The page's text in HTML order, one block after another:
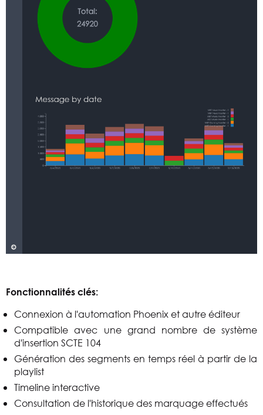
Fonctionnalités clés:
Connexion à l'automation Phoenix et autre éditeur
Compatible avec une grand nombre de système
d'insertion SCTE 104
Génération des segments en temps réel à partir de la
playlist
Timeline interactive
Consultation de l'historique des marquage effectués